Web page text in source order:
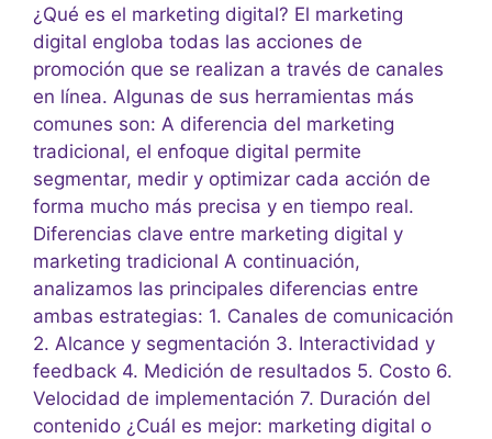
¿Qué es el marketing digital? El marketing
digital engloba todas las acciones de
promoción que se realizan a través de canales
en línea. Algunas de sus herramientas más
comunes son: A diferencia del marketing
tradicional, el enfoque digital permite
segmentar, medir y optimizar cada acción de
forma mucho más precisa y en tiempo real.
Diferencias clave entre marketing digital y
marketing tradicional A continuación,
analizamos las principales diferencias entre
ambas estrategias: 1. Canales de comunicación
2. Alcance y segmentación 3. Interactividad y
feedback 4. Medición de resultados 5. Costo 6.
Velocidad de implementación 7. Duración del
contenido ¿Cuál es mejor: marketing digital o